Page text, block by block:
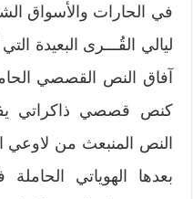
في الحارات والأسواق
ليالي القُـــرى البعيدة
آفاق النص القصصي
كنص قصصي ذاكراتي
النص المنبعث من لاوعي
بعدها الهوياتي